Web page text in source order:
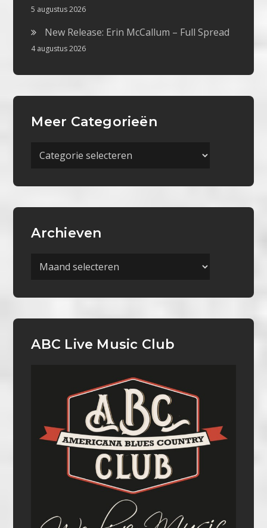
5 augustus 2026
New Release: Erin McCallum – Full Spread
4 augustus 2026
Meer Categorieën
Meer
Archieven
Archieven
ABC Live Music Club